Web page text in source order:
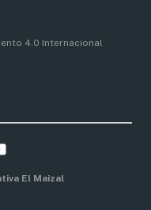
4.0 Internacional
El Maizal